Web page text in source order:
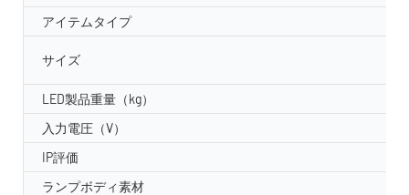
アイテムタイプ
サイズ
LED製品重量（kg）
入力電圧（V）
IP評価
ランプボディ素材